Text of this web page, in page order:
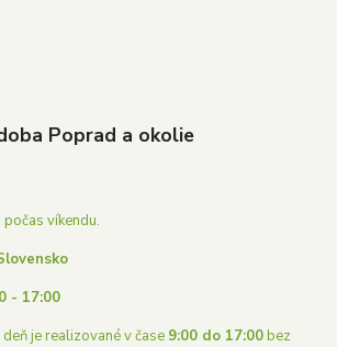
Poprad a okolie
víkendu.
- 17:00
je realizované v čase 9:00 do 17:00bez